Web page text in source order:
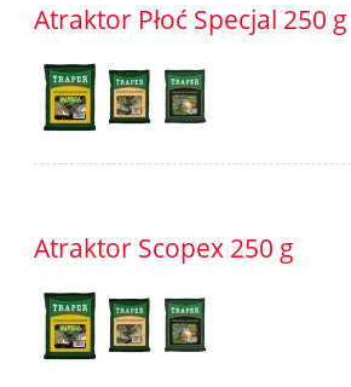
Atraktor Płoć Specjal 250 g
Atraktor Scopex 250 g